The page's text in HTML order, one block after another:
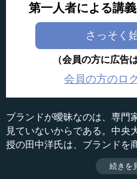
第一人者による講
さっそく
（会員の方に広告
会員の方のロ
ブランドが曖昧なのは、専門
見ていないからである。中央
授の田中洋氏は、ブランドを
として定義する。ブランドを
品についての様々な連想や、
続きを